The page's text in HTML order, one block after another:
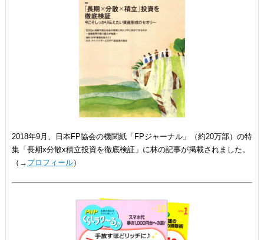
2018年9月、日本FP協会の機関紙「FPジャーナル」（約20万部）の特
集「長期x分散x積立投資を徹底検証」に林の記事が掲載されました。
（→ プロフィール）